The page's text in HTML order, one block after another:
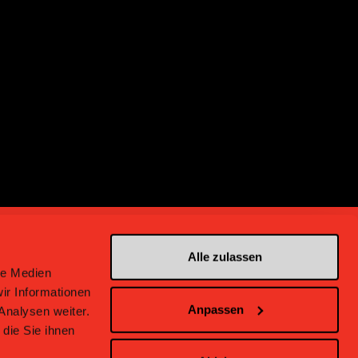
Medien
Informationen
weiter.
Sie ihnen
Alle zulassen
Anpassen
bei Bern